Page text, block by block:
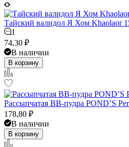
Тайский валидол Я Хом Khaolaor
1
74,30 ₽
В наличии
В корзину
Рассыпчатая BB-пудра POND’S
178,80 ₽
В наличии
В корзину